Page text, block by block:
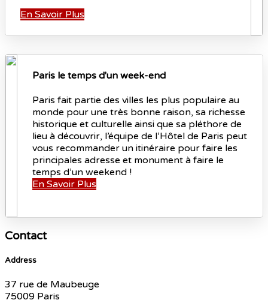
En Savoir Plus
Paris le temps d'un week-end
Paris fait partie des villes les plus populaire au
monde pour une très bonne raison, sa richesse
historique et culturelle ainsi que sa pléthore de
lieu à découvrir, l’équipe de l’Hôtel de Paris peut
vous recommander un itinéraire pour faire les
principales adresse et monument à faire le
temps d’un weekend !
En Savoir Plus
Contact
Address
37 rue de Maubeuge
75009 Paris